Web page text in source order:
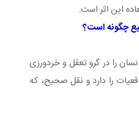
این اثر است.
چگونه است؟
را در گرو تعقل و خردورزی
را دارد و نقل صحیح، که